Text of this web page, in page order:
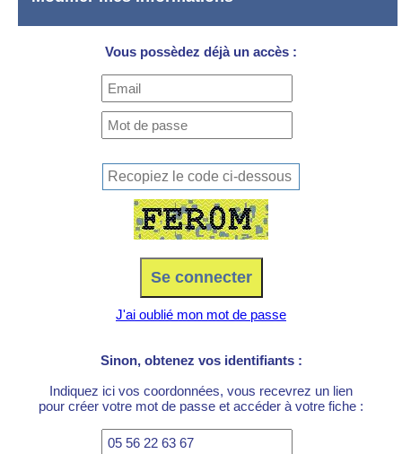
Vous possèdez déjà un accès :
J'ai oublié mon mot de passe
Sinon, obtenez vos identifiants :
Indiquez ici vos coordonnées, vous recevrez un lien
pour créer votre mot de passe et accéder à votre fiche :